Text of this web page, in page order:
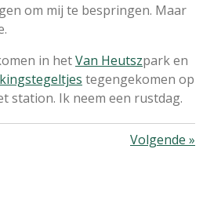
om mij te bespringen. Maar
in hetVan Heutszpark en
tegengekomen op
station. Ik neem een rustdag.
Volgende »